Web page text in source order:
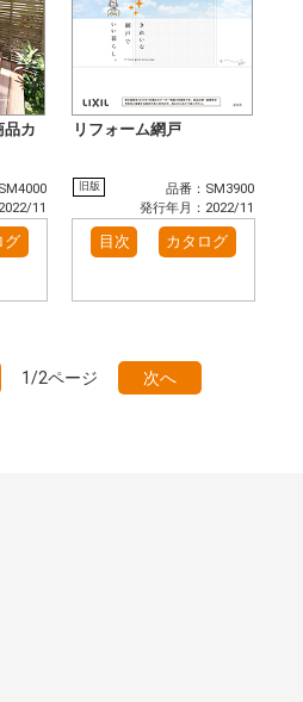
品カ
11
グ
リフォーム網戸
旧版
品番：SM3900
発行年月：2022/11
目次 カタログ
1/2ページ 次へ